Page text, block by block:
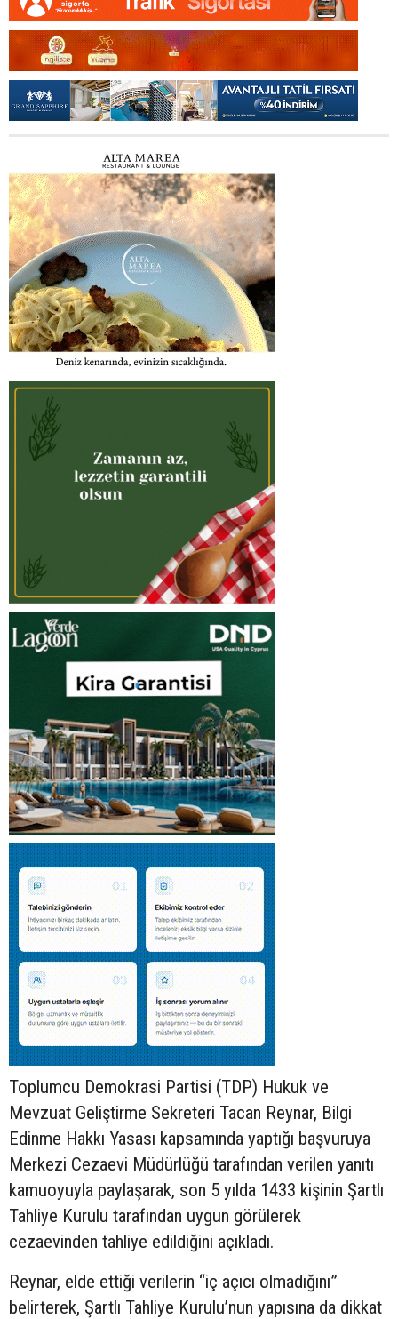
Toplumcu Demokrasi Partisi (TDP) Hukuk ve
Mevzuat Geliştirme Sekreteri Tacan Reynar, Bilgi
Edinme Hakkı Yasası kapsamında yaptığı başvuruya
Merkezi Cezaevi Müdürlüğü tarafından verilen yanıtı
kamuoyuyla paylaşarak, son 5 yılda 1433 kişinin Şartlı
Tahliye Kurulu tarafından uygun görülerek
cezaevinden tahliye edildiğini açıkladı.
Reynar, elde ettiği verilerin “iç açıcı olmadığını”
belirterek, Şartlı Tahliye Kurulu’nun yapısına da dikkat